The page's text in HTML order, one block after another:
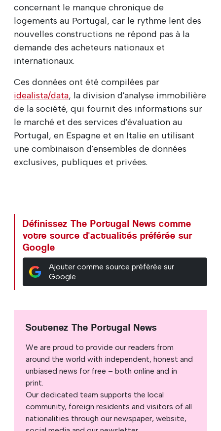
concernant le manque chronique de
logements au Portugal, car le rythme lent des
nouvelles constructions ne répond pas à la
demande des acheteurs nationaux et
internationaux.
Ces données ont été compilées par
idealista/data, la division d'analyse immobilière
de la société, qui fournit des informations sur
le marché et des services d'évaluation au
Portugal, en Espagne et en Italie en utilisant
une combinaison d'ensembles de données
exclusives, publiques et privées.
Définissez The Portugal News comme
votre source d'actualités préférée sur
Google
Ajouter comme source préférée sur
Google
Soutenez The Portugal News
We are proud to provide our readers from
around the world with independent, honest and
unbiased news for free – both online and in
print.
Our dedicated team supports the local
community, foreign residents and visitors of all
nationalities through our newspaper, website,